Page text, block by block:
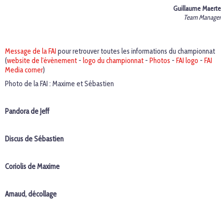
Guillaume Maerte
Team Manager
Message de la FAI pour retrouver toutes les informations du championnat
(website de l'évènement - logo du championnat - Photos - FAI logo - FAI
Media corner)
Photo de la FAI : Maxime et Sébastien
Pandora de Jeff
Discus de Sébastien
Coriolis de Maxime
Arnaud, décollage